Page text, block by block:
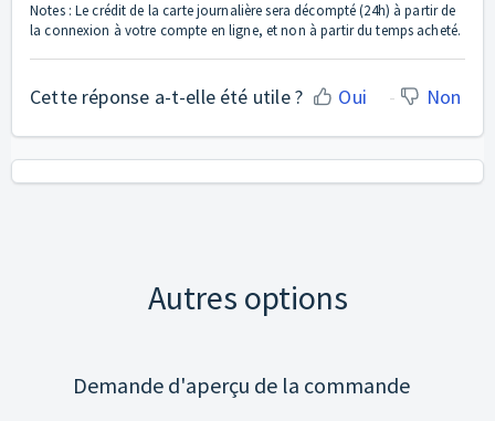
Notes : Le crédit de la carte journalière sera décompté (24h) à partir de
la connexion à votre compte en ligne, et non à partir du temps acheté.
Cette réponse a-t-elle été utile ? Oui Non
Autres options
Demande d'aperçu de la commande